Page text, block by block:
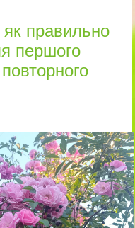
як правильно
першого